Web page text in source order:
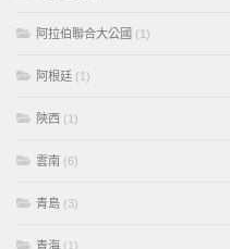
阿拉伯聯合大公國 (1)
阿根廷 (1)
陝西 (1)
雲南 (6)
青島 (3)
青海 (1)